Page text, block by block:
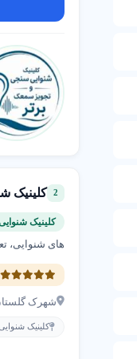
هزینه
یا نامرئی)
عوامل مؤثر بر
راه‌های کاهش
مشاوره
انواع خدمات
خدمات
2 کلینیک
کلینیک
های شنوایی،
5
شهرک
کلینیک